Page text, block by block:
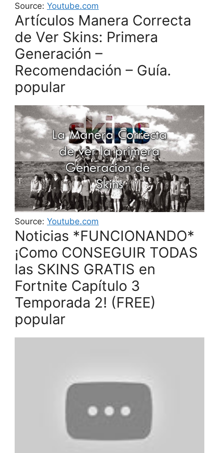
Source: Youtube.com
Artículos Manera Correcta
de Ver Skins: Primera
Generación –
Recomendación – Guía.
popular
Source: Youtube.com
Noticias *FUNCIONANDO*
¡Como CONSEGUIR TODAS
las SKINS GRATIS en
Fortnite Capítulo 3
Temporada 2! (FREE)
popular